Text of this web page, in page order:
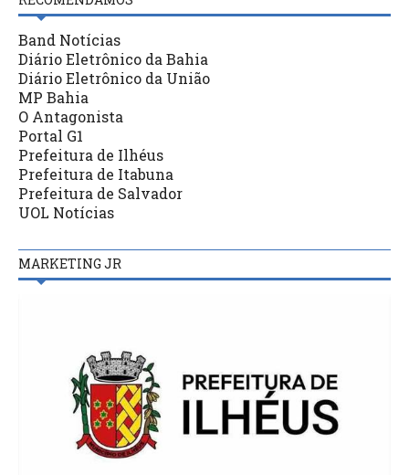
Band Notícias
Diário Eletrônico da Bahia
Diário Eletrônico da União
MP Bahia
O Antagonista
Portal G1
Prefeitura de Ilhéus
Prefeitura de Itabuna
Prefeitura de Salvador
UOL Notícias
MARKETING JR